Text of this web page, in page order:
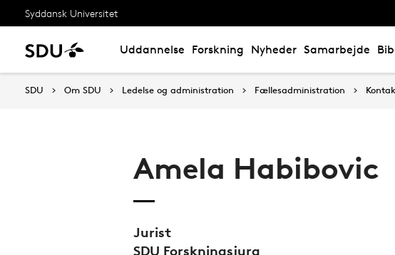
Syddansk Universitet
Uddannelse Forskning Nyheder Samarbejde
SDU Om SDU Ledelse og administration Fællesadministration
Amela Habibovic
Jurist
SDU Forskningsjura